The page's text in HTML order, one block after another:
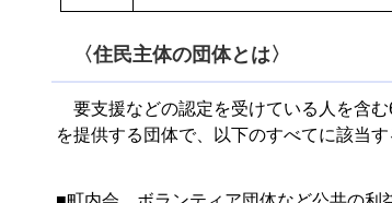
〈住民主体の団体とは〉
要支援などの認定を受けている人を含
を提供する団体で、以下のすべてに該当